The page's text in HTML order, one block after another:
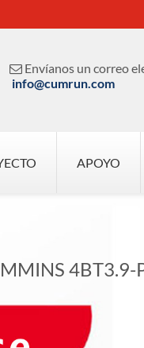
 Envíanos un correo
info@cumrun.com
APOYO